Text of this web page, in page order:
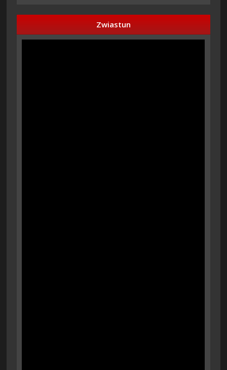
Zwiastun